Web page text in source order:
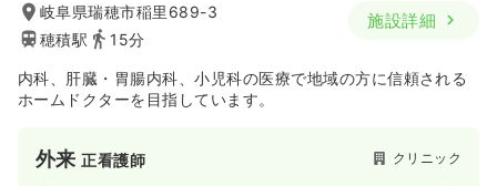
岐阜県瑞穂市稲里689-3
穂積駅
15分
施設詳細
内科、肝臓・胃腸内科、小児科の医療で地域の方に信頼される
ホームドクターを目指しています。
外来正看護師 クリニック